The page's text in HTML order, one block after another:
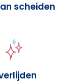
scheiden